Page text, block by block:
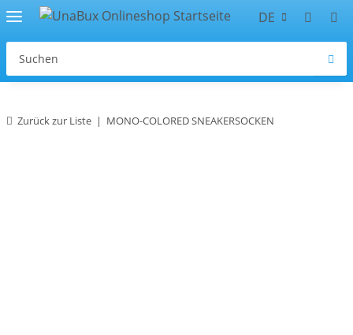
DE
Zurück zur Liste MONO-COLORED SNEAKERSOCKEN